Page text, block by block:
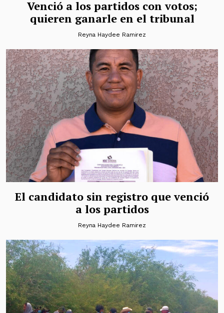
Venció a los partidos con votos;
quieren ganarle en el tribunal
Reyna Haydee Ramirez
El candidato sin registro que venció
a los partidos
Reyna Haydee Ramirez